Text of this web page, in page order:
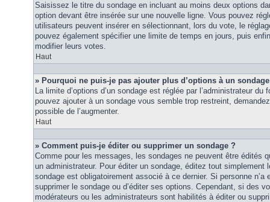
Saisissez le titre du sondage en incluant au moins deux options
option devant être insérée sur une nouvelle ligne. Vous pouvez
utilisateurs peuvent insérer en sélectionnant, lors du vote, le
pouvez également spécifier une limite de temps en jours, puis
modifier leurs votes.
Haut
» Pourquoi ne puis-je pas ajouter plus d’options à un
La limite d’options d’un sondage est réglée par l’administrateur
pouvez ajouter à un sondage vous semble trop restreint,
possible de l’augmenter.
Haut
» Comment puis-je éditer ou supprimer un sondage ?
Comme pour les messages, les sondages ne peuvent être édités
un administrateur. Pour éditer un sondage, éditez tout simplement
sondage est obligatoirement associé à ce dernier. Si personne
supprimer le sondage ou d’éditer ses options. Cependant, si des
modérateurs ou les administrateurs sont habilités à éditer ou